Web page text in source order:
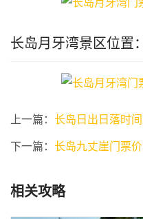
长岛月牙湾景区位置：
上一篇： 长岛日出日落时间
下一篇： 长岛九丈崖门票
相关攻略